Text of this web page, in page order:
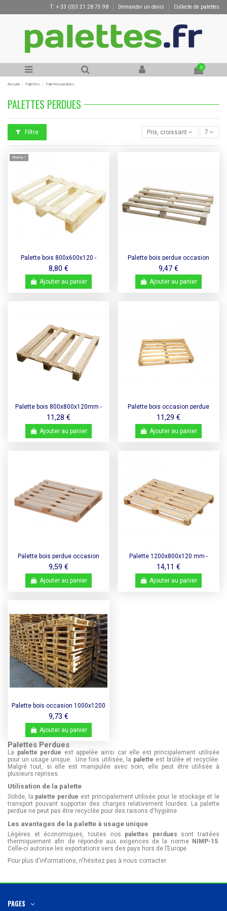
T: + 33 (0)3 21 28 75 98 Demander un devis Collecte de palettes
0
Accueil Palettes Palettes perdues
PALETTES PERDUES
Filtre Prix, croissant 7
Promo !
Palette bois 800x600x120 -
NIMP15
8,80 €
Ajouter au panier
Palette bois perdue occasion
800x1200 légère 3 semelles -
500 kg de charge
9,47 €
Ajouter au panier
Palette bois 800x800x120mm -
NIMP15, 400 kg
11,28 €
Ajouter au panier
Palette bois occasion perdue
800x1200 moyenne 3 semelles -
750 kg de charge
11,29 €
Ajouter au panier
Palette bois perdue occasion
1000x1200 légère 5 semelles -
500 kg de charge
9,59 €
Ajouter au panier
Palette 1200x800x120 mm -
NIMP15
14,11 €
Ajouter au panier
Palette bois occasion 1000x1200
3 semelles - 400 kg
9,73 €
Ajouter au panier
Palettes Perdues
La palette perdue est appelée ainsi car elle est principalement utilisée
pour un usage unique. Une fois utilisée, la palette est brûlée et recyclée.
Malgré tout, si elle est manipulée avec soin, elle peut être utilisée à
plusieurs reprises.
Utilisation de la palette
Solide, la palette perdue est principalement utilisée pour le stockage et le
transport pouvant supporter des charges relativement lourdes. La palette
perdue ne peut pas être recyclée pour des raisons d'hygiène.
Les avantages de la palette à usage unique
Légères et économiques, toutes nos palettes perdues sont traitées
thermiquement afin de répondre aux exigences de la norme NIMP-15.
Celle-ci autorise les exportations vers des pays hors de l’Europe.
Pour plus d'informations, n'hésitez pas à nous contacter.
PAGES